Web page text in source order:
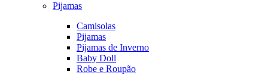
Pijamas
Camisolas
Pijamas
Pijamas de Inverno
Baby Doll
Robe e Roupão